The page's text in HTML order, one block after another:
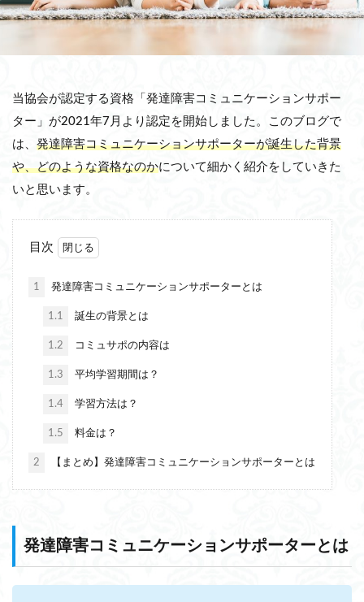
当協会が認定する資格「発達障害コミュニケーションサポー
ター」が2021年7月より認定を開始しました。このブログで
は、 発達障害コミュニケーションサポーターが誕生した背景
や、どのような資格なのかについて細かく紹介をしていきた
いと思います。
目次
1 発達障害コミュニケーションサポーターとは
1.1 誕生の背景とは
1.2 コミュサポの内容は
1.3 平均学習期間は？
1.4 学習方法は？
1.5 料金は？
2 【まとめ】発達障害コミュニケーションサポーターとは
発達障害コミュニケーションサポーターとは